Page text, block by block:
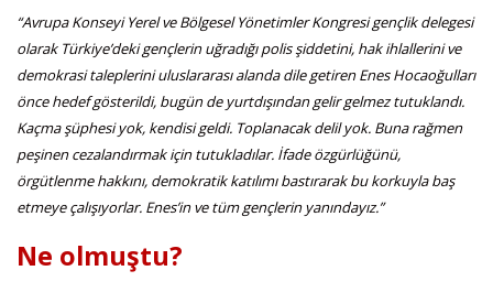
“Avrupa Konseyi Yerel ve Bölgesel Yönetimler Kongresi gençlik delegesi
olarak Türkiye’deki gençlerin uğradığı polis şiddetini, hak ihlallerini ve
demokrasi taleplerini uluslararası alanda dile getiren Enes Hocaoğulları
önce hedef gösterildi, bugün de yurtdışından gelir gelmez tutuklandı.
Kaçma şüphesi yok, kendisi geldi. Toplanacak delil yok. Buna rağmen
peşinen cezalandırmak için tutukladılar. İfade özgürlüğünü,
örgütlenme hakkını, demokratik katılımı bastırarak bu korkuyla baş
etmeye çalışıyorlar. Enes’in ve tüm gençlerin yanındayız.”
Ne olmuştu?